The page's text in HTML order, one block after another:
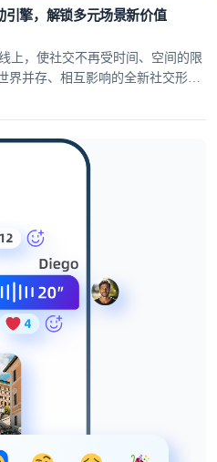
引擎，解锁多元场景新价值
上，使社交不再受时间、空间的限
界并存、相互影响的全新社交形
时通信能力的打造